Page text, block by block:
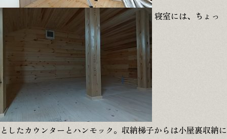
寝室には、ちょっ
としたカウンターとハンモック。収納梯子からは小屋裏収納に